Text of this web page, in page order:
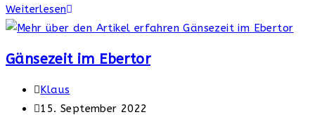
WeiterlesenGänsezeit
im
Gänsezeit im Ebertor
Beitrags-
Autor:
Klaus
Beitrag
15. September 2022